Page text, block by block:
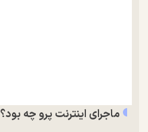
ماجرای اینترنت پرو چه بود؟